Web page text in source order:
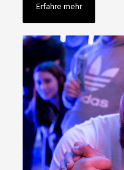
Erfahre mehr